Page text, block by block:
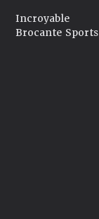
Incroyable
Brocante Sports